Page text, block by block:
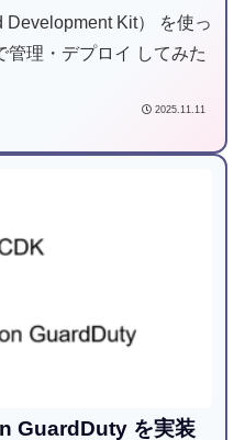
Kit） を使っ
管理・デプロイ してみた
2025.11.11
GuardDuty を実装